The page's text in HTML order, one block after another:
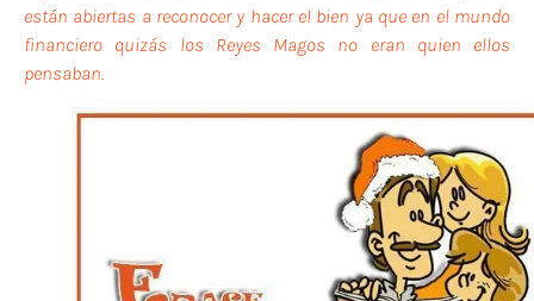
están abiertas a reconocer y hacer el bien ya que en el mundo
financiero quizás los Reyes Magos no eran quien ellos
pensaban.